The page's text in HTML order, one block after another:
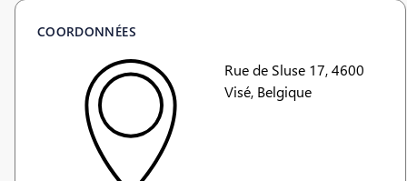
COORDONNÉES
Rue de Sluse 17, 4600
Visé, Belgique